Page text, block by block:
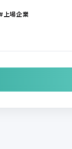
上場企業